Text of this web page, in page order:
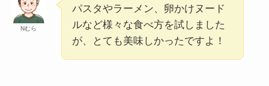
Nむら
パスタやラーメン、卵かけヌード
ルなど様々な食べ方を試しました
が、とても美味しかったですよ！